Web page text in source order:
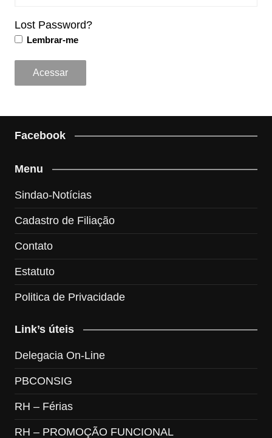
Lost Password?
Lembrar-me
Facebook
Menu
Sindao-Notícias
Cadastro de Filiação
Contato
Estatuto
Politica de Privacidade
Link’s úteis
Delegacia On-Line
PBCONSIG
RH – Férias
RH – PROMOÇÃO FUNCIONAL